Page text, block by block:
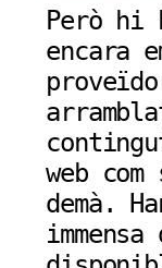
Però hi
encara
web
demà.